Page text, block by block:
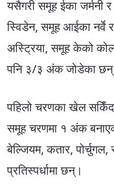
यसैगरी समूह ईका
स्विडेन, समूह आईका नर्वे
अस्ट्रिया, समूह केको
पनि ३/३ अंक जोडेका
पहिलो चरणका खेल
समूह चरणमा १ अंक
बेल्जियम, कतार,
प्रतिस्पर्धामा छन्।